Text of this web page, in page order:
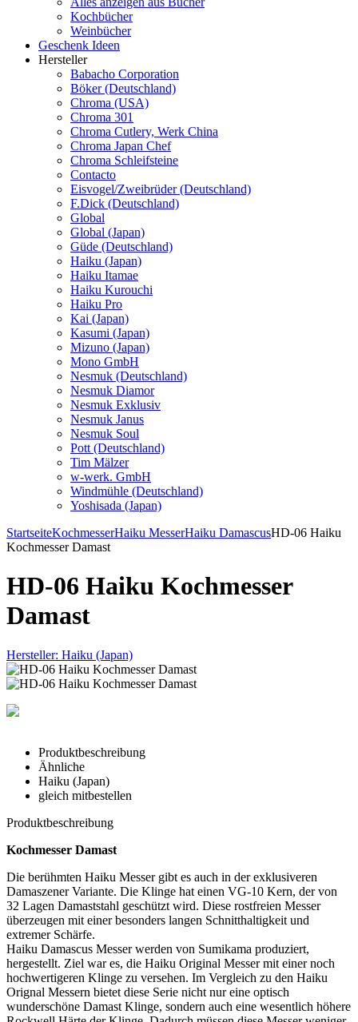
Kochbücher
Weinbücher
Geschenk Ideen
Hersteller
Babacho Corporation
Böker (Deutschland)
Chroma (USA)
Chroma 301
Chroma Cutlery, Werk China
Chroma Japan Chef
Chroma Schleifsteine
Contacto
Eisvogel/Zweibrüder (Deutschland)
F.Dick (Deutschland)
Global
Global (Japan)
Güde (Deutschland)
Haiku (Japan)
Haiku Itamae
Haiku Kurouchi
Haiku Pro
Kai (Japan)
Kasumi (Japan)
Mizuno (Japan)
Mono GmbH
Nesmuk (Deutschland)
Nesmuk Diamor
Nesmuk Exklusiv
Nesmuk Janus
Nesmuk Soul
Pott (Deutschland)
Tim Mälzer
w-werk. GmbH
Windmühle (Deutschland)
Yoshisada (Japan)
StartseiteKochmesserHaiku MesserHaiku DamascusHD-06 Haiku
Kochmesser Damast
HD-06 Haiku Kochmesser
Damast
Hersteller: Haiku (Japan)
Produktbeschreibung
Ähnliche
Haiku (Japan)
gleich mitbestellen
Produktbeschreibung
Kochmesser Damast
Die berühmten Haiku Messer gibt es auch in der exklusiveren
Damaszener Variante. Die Klinge hat einen VG-10 Kern, der von
32 Lagen Damaststahl geschützt wird. Diese rostfreien Messer
überzeugen mit einer besonders langen Schnitthaltigkeit und
extremer Schärfe.
Haiku Damascus Messer werden von Sumikama produziert,
hergestellt. Ziel war es, die Haiku Original Messer mit einer noch
hochwertigeren Klinge zu versehen. Im Vergleich zu den Haiku
Orignal Messern bietet diese Serie nicht nur eine optisch
wunderschöne Damast Klinge, sondern auch eine wesentlich höhere